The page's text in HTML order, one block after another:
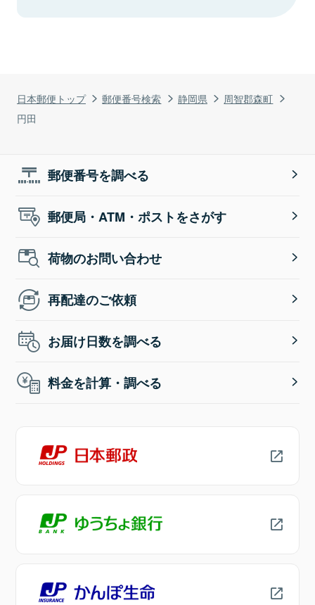
日本郵便トップ 郵便番号検索 静岡県
周智郡森町
円田
郵便番号を調べる
郵便局・ATM・ポストをさがす
荷物のお問い合わせ
再配達のご依頼
お届け日数を調べる
料金を計算・調べる